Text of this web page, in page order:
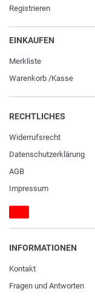
Registrieren
EINKAUFEN
Merkliste
Warenkorb /Kasse
RECHTLICHES
Widerrufs­recht
Daten­schutz­erklärung
AGB
Impressum
INFORMATIONEN
Kontakt
Fragen und Antworten